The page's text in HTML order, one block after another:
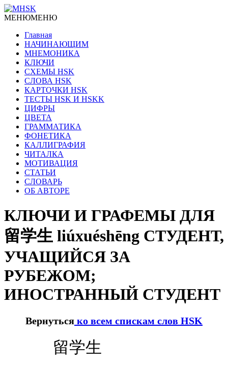
МЕНЮМЕНЮ
Главная
НАЧИНАЮЩИМ
МНЕМОНИКА
КЛЮЧИ
СХЕМЫ HSK
СЛОВА HSK
КАРТОЧКИ HSK
ТЕСТЫ HSK И HSKK
ЦИФРЫ
ЦВЕТА
ГРАММАТИКА
ФОНЕТИКА
КАЛЛИГРАФИЯ
ЧИТАЛКА
МОТИВАЦИЯ
СТАТЬИ
СЛОВАРЬ
ОБ АВТОРЕ
КЛЮЧИ И ГРАФЕМЫ ДЛЯ
留学生 liúxuéshēng СТУДЕНТ,
УЧАЩИЙСЯ ЗА
РУБЕЖОМ;
ИНОСТРАННЫЙ СТУДЕНТ
Вернуться ко всем спискам слов HSK
留学生